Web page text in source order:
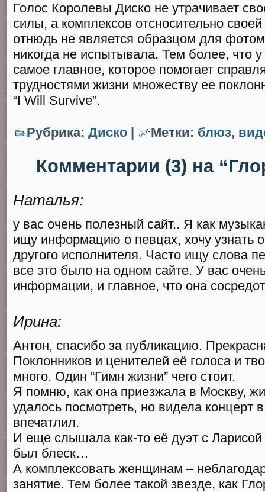
Голос Королевы Диско не утрачивает
силы, а комплексов отсносительно
отнюдь не является образцом для
никогда не испытывала. Тем более, что у
самое главное, которое помогает
трудностями жизни множеству ее
“I Will Survivе”.
Рубрика: Диско | Метки: блюз,
Комментарии (3) на
Наталья:
у вас очень полезный сайт.. Я как
ищу информацию о певцах, хочу узнать
другого исполнителя. Часто ищу слова
все это было на одном сайте. У вас
информации, и главное, что она
Ирина:
Антон, спасибо за публикацию.
Поклонников и ценителей её голоса и
много. Один “Гимн жизни” чего стоит.
Я помню, как она приезжала в Москву,
удалось посмотреть, но видела концерт
впечатлил.
И еще слышала как-то её дуэт с
был блеск…
А комплексовать женщинам –
занятие. Тем более такой звезде, как